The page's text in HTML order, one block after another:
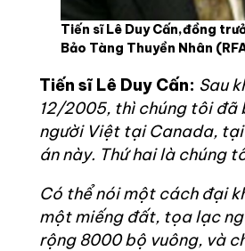
Tiến sĩ Lê Duy Cấn,đồng
Bảo Tàng Thuyền Nhân
Tiến sĩ Lê Duy Cấn: Sau
12/2005, thì chúng tôi đã
người Việt tại Canada,
án này. Thứ hai là chúng
Có thể nói một cách đại
một miếng đất, tọa lạc
rộng 8000 bộ vuông, và